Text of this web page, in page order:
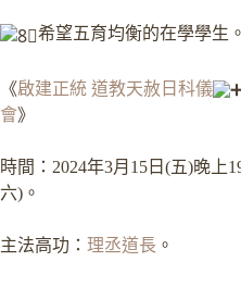
希望五育均衡的在學學生。
《啟建正統 道教天赦日科儀
會》
時間：2024年3月15日(五)晚上
六)。
主法高功： 理丞道長 。